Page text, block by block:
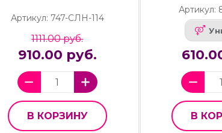
Артикул: 747-СЛН-114
1111.00 руб.
910.00 руб.
В КОРЗИНУ
Артикул:
В